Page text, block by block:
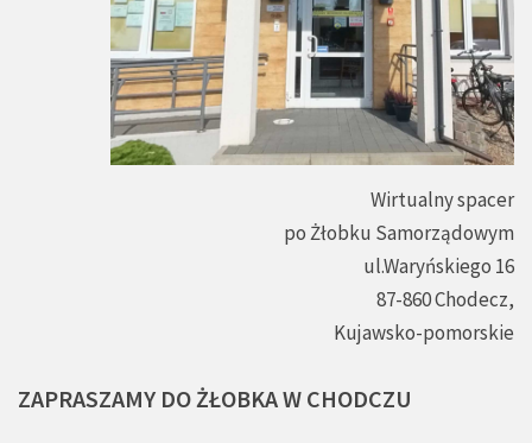
Wirtualny spacer
po Żłobku Samorządowym
ul.Waryńskiego 16
87-860 Chodecz,
Kujawsko-pomorskie
ZAPRASZAMY DOŻŁOBKAW CHODCZU